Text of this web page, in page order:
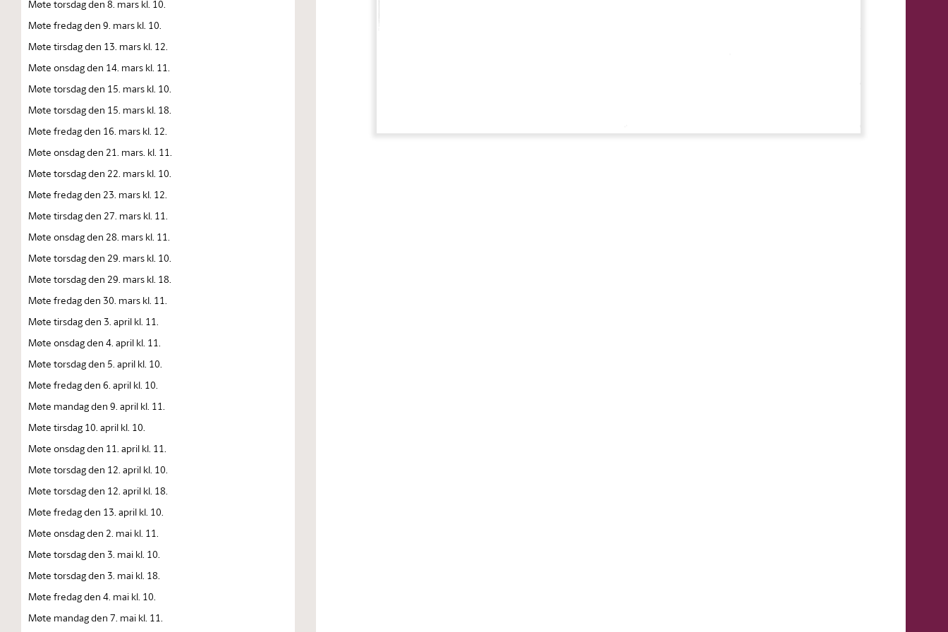
Møte torsdag den 8. mars kl. 10.
Møte fredag den 9. mars kl. 10.
Møte tirsdag den 13. mars kl. 12.
Møte onsdag den 14. mars kl. 11.
Møte torsdag den 15. mars kl. 10.
Møte torsdag den 15. mars kl. 18.
Møte fredag den 16. mars kl. 12.
Møte onsdag den 21. mars. kl. 11.
Møte torsdag den 22. mars kl. 10.
Møte fredag den 23. mars kl. 12.
Møte tirsdag den 27. mars kl. 11.
Møte onsdag den 28. mars kl. 11.
Møte torsdag den 29. mars kl. 10.
Møte torsdag den 29. mars kl. 18.
Møte fredag den 30. mars kl. 11.
Møte tirsdag den 3. april kl. 11.
Møte onsdag den 4. april kl. 11.
Møte torsdag den 5. april kl. 10.
Møte fredag den 6. april kl. 10.
Møte mandag den 9. april kl. 11.
Møte tirsdag 10. april kl. 10.
Møte onsdag den 11. april kl. 11.
Møte torsdag den 12. april kl. 10.
Møte torsdag den 12. april kl. 18.
Møte fredag den 13. april kl. 10.
Møte onsdag den 2. mai kl. 11.
Møte torsdag den 3. mai kl. 10.
Møte torsdag den 3. mai kl. 18.
Møte fredag den 4. mai kl. 10.
Møte mandag den 7. mai kl. 11.